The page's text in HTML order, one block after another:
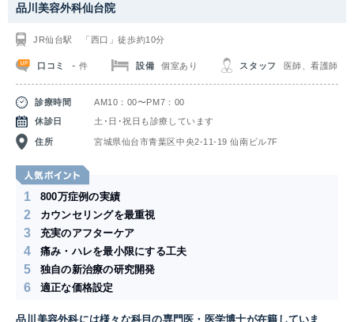
品川美容外科仙台院
JR仙台駅 「西口」徒歩約10分
口コミ -件 設備 個室あり スタッフ 医師、看護師
診療時間
AM10：00〜PM7：00
休診日
土･日･祝日も診療しています
住所 宮城県仙台市青葉区中央2-11-19 仙南ビル7F
1 800万症例の実績
2 カウンセリングを最重視
3 充実のアフターケア
4 痛み・ハレを最小限にする工夫
5 独自の新治療の研究開発
6 適正な価格設定
品川美容外科には様々な科目の専門医・医学博士が在籍していま